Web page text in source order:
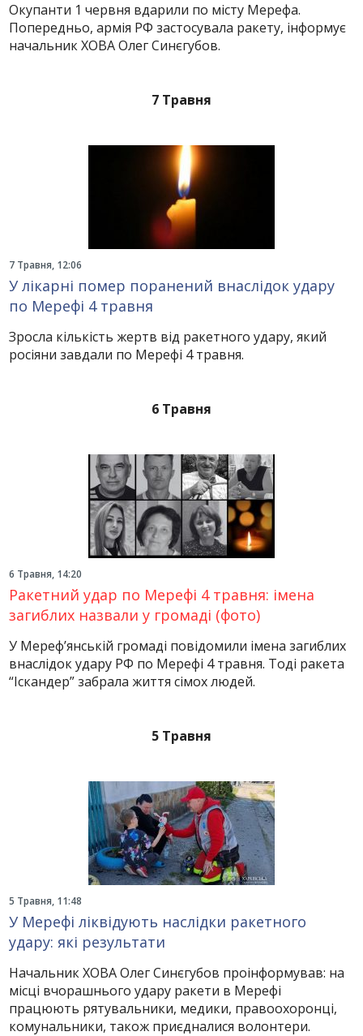
Окупанти 1 червня вдарили по місту Мерефа.
Попередньо, армія РФ застосувала ракету, інформує
начальник ХОВА Олег Синєгубов.
7 Травня
7 Травня, 12:06
У лікарні помер поранений внаслідок удару
по Мерефі 4 травня
Зросла кількість жертв від ракетного удару, який
росіяни завдали по Мерефі 4 травня.
6 Травня
6 Травня, 14:20
Ракетний удар по Мерефі 4 травня: імена
загиблих назвали у громаді (фото)
У Мереф’янській громаді повідомили імена загиблих
внаслідок удару РФ по Мерефі 4 травня. Тоді ракета
“Іскандер” забрала життя сімох людей.
5 Травня
5 Травня, 11:48
У Мерефі ліквідують наслідки ракетного
удару: які результати
Начальник ХОВА Олег Синєгубов проінформував: на
місці вчорашнього удару ракети в Мерефі
працюють рятувальники, медики, правоохоронці,
комунальники, також приєдналися волонтери.